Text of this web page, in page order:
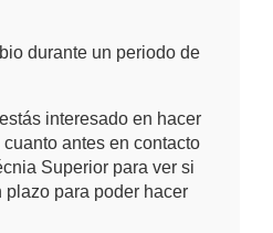
durante un periodo de
interesado en hacer
antes en contacto
Superior para ver si
plazo para poder hacer